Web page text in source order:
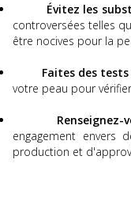
Évitez les
controversées telles
être nocives pour la
Faites des
votre peau pour
engagement envers
production et